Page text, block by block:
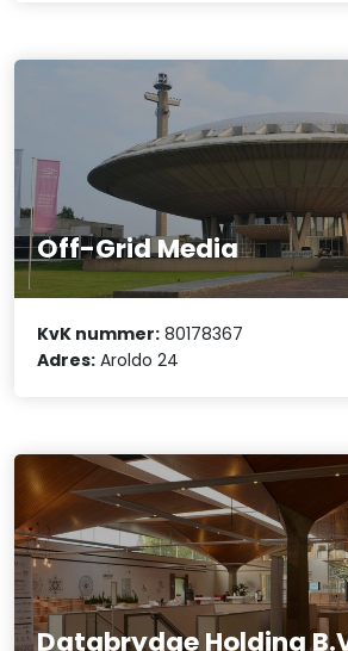
Off-Grid Media
KvK nummer: 80178367
Adres: Aroldo 24
Databrydge Holding